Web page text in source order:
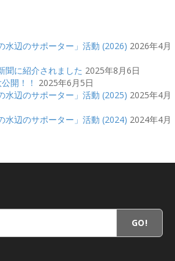
水辺のサポーター」活動 (2026) 2026年4月
聞に紹介されました 2025年8月6日
開！！ 2025年6月5日
水辺のサポーター」活動 (2025) 2025年4月
水辺のサポーター」活動 (2024) 2024年4月
GO!